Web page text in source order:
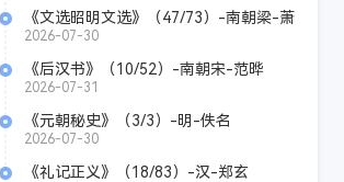
《文选昭明文选》（47/73）-南朝梁-萧
统
2026-07-30
《后汉书》（10/52）-南朝宋-范晔
2026-07-31
《元朝秘史》（3/3）-明-佚名
2026-07-30
《礼记正义》（18/83）-汉-郑玄